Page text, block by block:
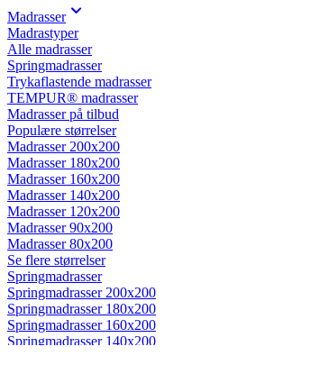
Madrasser
Madrastyper
Alle madrasser
Springmadrasser
Trykaflastende madrasser
TEMPUR® madrasser
Madrasser på tilbud
Populære størrelser
Madrasser 200x200
Madrasser 180x200
Madrasser 160x200
Madrasser 140x200
Madrasser 120x200
Madrasser 90x200
Madrasser 80x200
Se flere størrelser
Springmadrasser
Springmadrasser 200x200
Springmadrasser 180x200
Springmadrasser 160x200
Springmadrasser 140x200